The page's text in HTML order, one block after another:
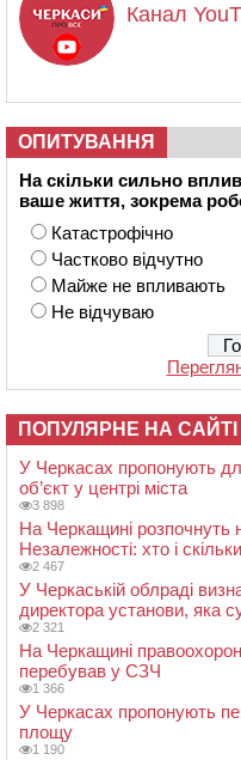
Канал
ОПИТУВАННЯ
На скільки сильно
ваше життя, зокрема
Катастрофічно
Частково відчутно
Майже не впливають
Не відчуваю
ПОПУЛЯРНЕ НА САЙТІ
У Черкасах пропонують
об’єкт у центрі міста
3 898
На Черкащині розпочнуть
Незалежності: хто і
2 467
У Черкаській облраді
директора установи, яка
2 321
На Черкащині
перебував у СЗЧ
1 366
У Черкасах пропонують
площу
1 190